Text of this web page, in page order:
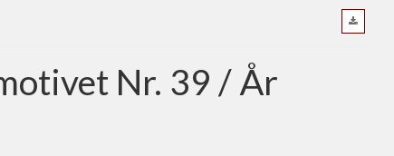
Nr. 39 / År